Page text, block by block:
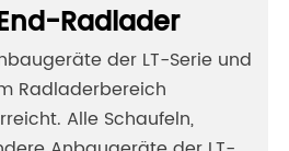
Radlader
der LT-Serie und
Radladerbereich
Alle Schaufeln,